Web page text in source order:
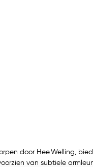
door Hee Welling,
van subtiele